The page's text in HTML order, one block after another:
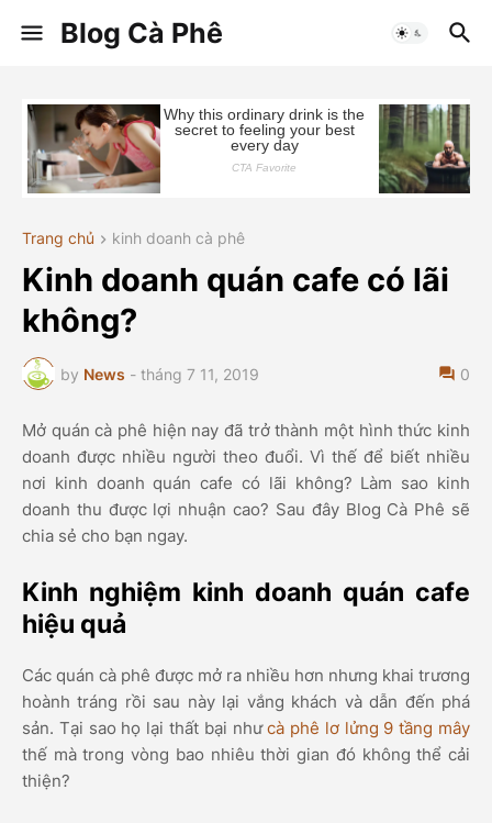
Blog Cà Phê
Trang chủ kinh doanh cà phê
Kinh doanh quán cafe có lãi
không?
by News - tháng 7 11, 2019 0
Mở quán cà phê hiện nay đã trở thành một hình thức kinh
doanh được nhiều người theo đuổi. Vì thế để biết nhiều
nơi kinh doanh quán cafe có lãi không? Làm sao kinh
doanh thu được lợi nhuận cao? Sau đây Blog Cà Phê sẽ
chia sẻ cho bạn ngay.
Kinh nghiệm kinh doanh quán cafe
hiệu quả
Các quán cà phê được mở ra nhiều hơn nhưng khai trương
hoành tráng rồi sau này lại vắng khách và dẫn đến phá
sản. Tại sao họ lại thất bại nhưcà phê lơ lửng 9 tầng mây
thế mà trong vòng bao nhiêu thời gian đó không thể cải
thiện?